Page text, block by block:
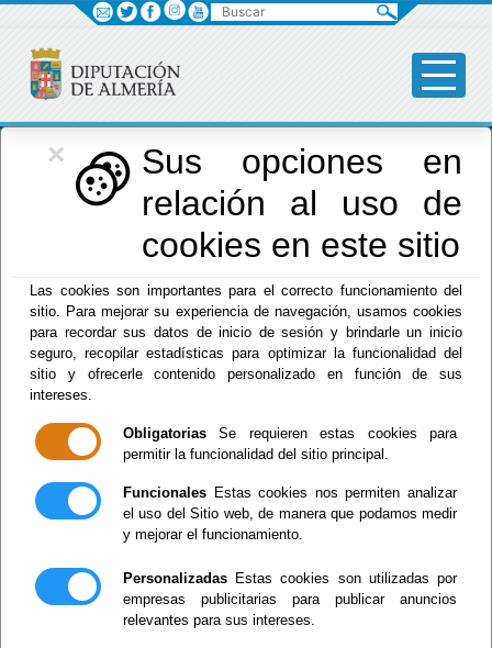
×
Sus opciones en
relación al uso de
cookies en este sitio
Las cookies son importantes para el correcto funcionamiento del
sitio. Para mejorar su experiencia de navegación, usamos cookies
para recordar sus datos de inicio de sesión y brindarle un inicio
seguro, recopilar estadísticas para optimizar la funcionalidad del
sitio y ofrecerle contenido personalizado en función de sus
intereses.
Obligatorias Se requieren estas cookies para
permitir la funcionalidad del sitio principal.
Funcionales Estas cookies nos permiten analizar
el uso del Sitio web, de manera que podamos medir
y mejorar el funcionamiento.
Personalizadas Estas cookies son utilizadas por
empresas publicitarias para publicar anuncios
relevantes para sus intereses.
Diputación
Menú Diputación
INFRACCIONES
CANAL DE
INFORMACIÓN DE
INFRACCIONES
EsteCanalnace de la obligación legal, establecida
por la Ley 2/2023, de ofrecer mecanismos para:
Buscar